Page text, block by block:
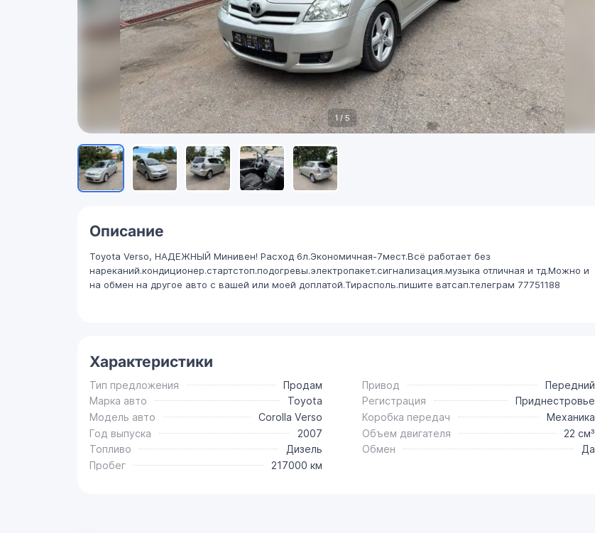
1/5
Описание
Toyota Verso, НАДЕЖНЫЙ Минивен! Расход 6л.Экономичная-7мест.Всё работает без
нареканий.кондиционер.стартстоп.подогревы.электропакет.сигнализация.музыка отличная и тд.Можно и
на обмен на другое авто с вашей или моей доплатой.Тирасполь.пишите ватсап.телеграм 77751188
Характеристики
Тип предложения
Продам
Марка авто
Toyota
Модель авто
Corolla Verso
Год выпуска
2007
Топливо
Дизель
Пробег
217000 км
Привод
Передний
Регистрация
Приднестровье
Коробка передач
Механика
Объем двигателя
22 см³
Обмен
Да